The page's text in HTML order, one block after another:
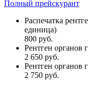
Полный прейскурант
Распечатка
единица)
800 руб.
Рентген органов
2 650 руб.
Рентген органов
2 750 руб.